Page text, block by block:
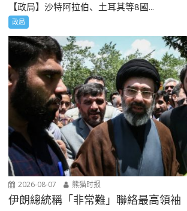
【政局】沙特阿拉伯、土耳其等8國...
政局
2026-08-07 熊猫时报
伊朗總統稱「非常難」聯絡最高領袖